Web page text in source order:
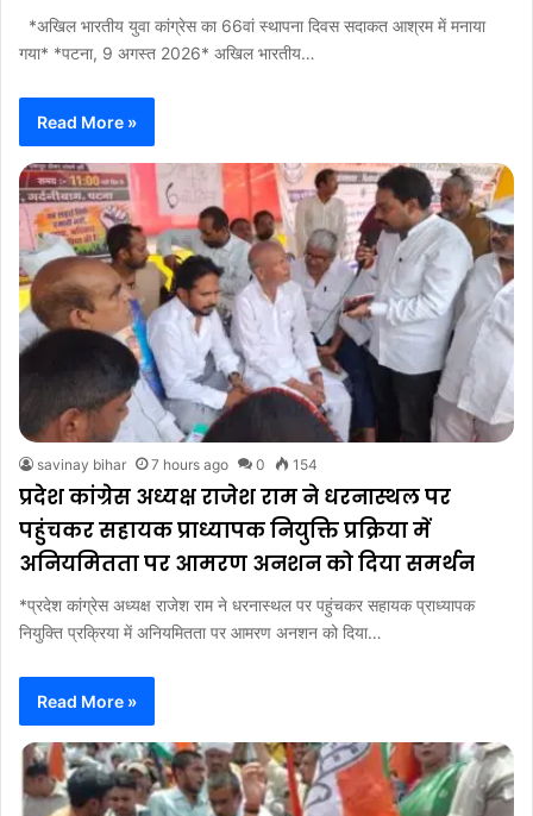
*अखिल भारतीय युवा कांग्रेस का 66वां स्थापना दिवस सदाकत आश्रम में मनाया
गया* *पटना, 9 अगस्त 2026* अखिल भारतीय…
Read More »
savinay bihar 7 hours ago 0 154
प्रदेश कांग्रेस अध्यक्ष राजेश राम ने धरनास्थल पर
पहुंचकर सहायक प्राध्यापक नियुक्ति प्रक्रिया में
अनियमितता पर आमरण अनशन को दिया समर्थन
*प्रदेश कांग्रेस अध्यक्ष राजेश राम ने धरनास्थल पर पहुंचकर सहायक प्राध्यापक
नियुक्ति प्रक्रिया में अनियमितता पर आमरण अनशन को दिया…
Read More »